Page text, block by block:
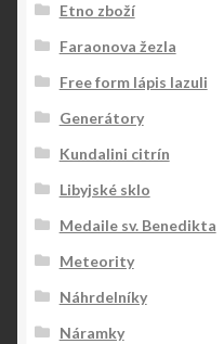
Etno zboží
Faraonova žezla
Free form lápis lazuli
Generátory
Kundalini citrín
Libyjské sklo
Medaile sv. Benedikta
Meteority
Náhrdelníky
Náramky